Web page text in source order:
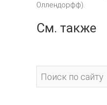
Оллендорфф).
См. также